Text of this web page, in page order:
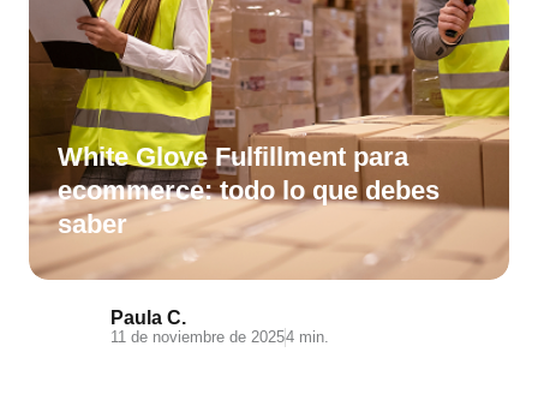
White Glove Fulfillment para
ecommerce: todo lo que debes
saber
Paula C.
11 de noviembre de 20254 min.